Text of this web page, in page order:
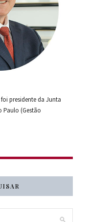
presidente da Junta
Paulo (Gestão